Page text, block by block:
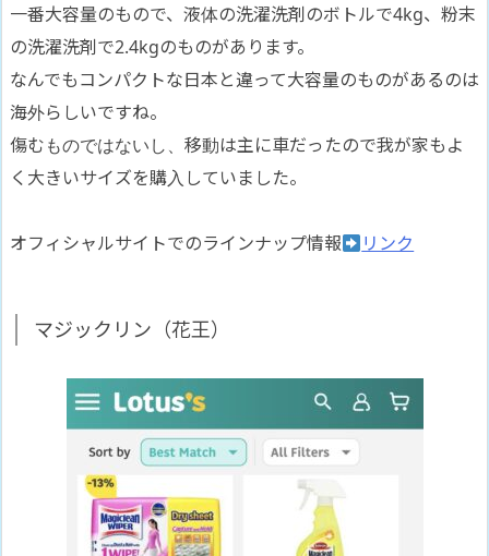
一番大容量のもので、液体の洗濯洗剤のボトルで4kg、粉末
の洗濯洗剤で2.4kgのものがあります。
なんでもコンパクトな日本と違って大容量のものがあるのは
海外らしいですね。
傷むものではないし、移動は主に車だったので我が家もよ
く大きいサイズを購入していました。
オフィシャルサイトでのラインナップ情報 リンク
マジックリン（花王）